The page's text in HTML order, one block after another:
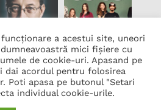
Firme
Software Vatis Tech
web
a acestui site, uneori
mici fișiere cu
de cookie-uri. Apasand pe
dai acordul pentru folosirea
Poti apasa pe butonul "Setari
individual cookie-urile.